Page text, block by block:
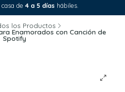
casa de 4 a 5 días hábiles.
los Productos
Enamorados con Canción de
Spotify